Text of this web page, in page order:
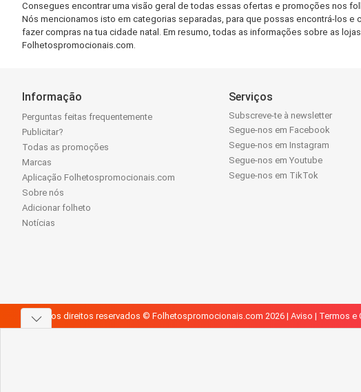
Consegues encontrar uma visão geral de todas essas ofertas e promoções nos
Nós mencionamos isto em categorias separadas, para que possas encontrá-los
fazer compras na tua cidade natal. Em resumo, todas as informações sobre as
Folhetospromocionais.com.
Informação
Perguntas feitas frequentemente
Publicitar?
Todas as promoções
Marcas
Aplicação Folhetospromocionais.com
Sobre nós
Adicionar folheto
Notícias
Serviços
Subscreve-te à newsletter
Segue-nos em Facebook
Segue-nos em Instagram
Segue-nos em Youtube
Segue-nos em TikTok
Todos os direitos reservados © Folhetospromocionais.com 2026 | Aviso | Termos e